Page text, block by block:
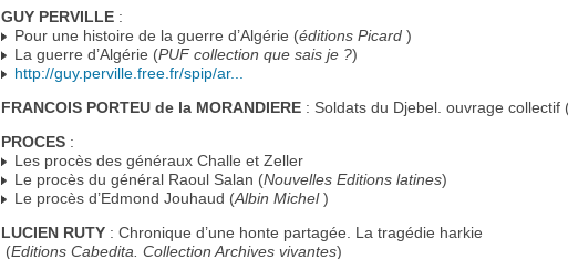
GUY PERVILLE:
Pour une histoire de la guerre d’Algérie (éditions Picard )
La guerre d’Algérie (PUF collection que sais je ?)
http://guy.perville.free.fr/spip/ar...
FRANCOIS PORTEU de la MORANDIERE: Soldats du Djebel. ouvrage collectif
PROCES:
Les procès des généraux Challe et Zeller
Le procès du général Raoul Salan (Nouvelles Editions latines)
Le procès d’Edmond Jouhaud (Albin Michel )
LUCIEN RUTY: Chronique d’une honte partagée. La tragédie harkie
(Editions Cabedita. Collection Archives vivantes)